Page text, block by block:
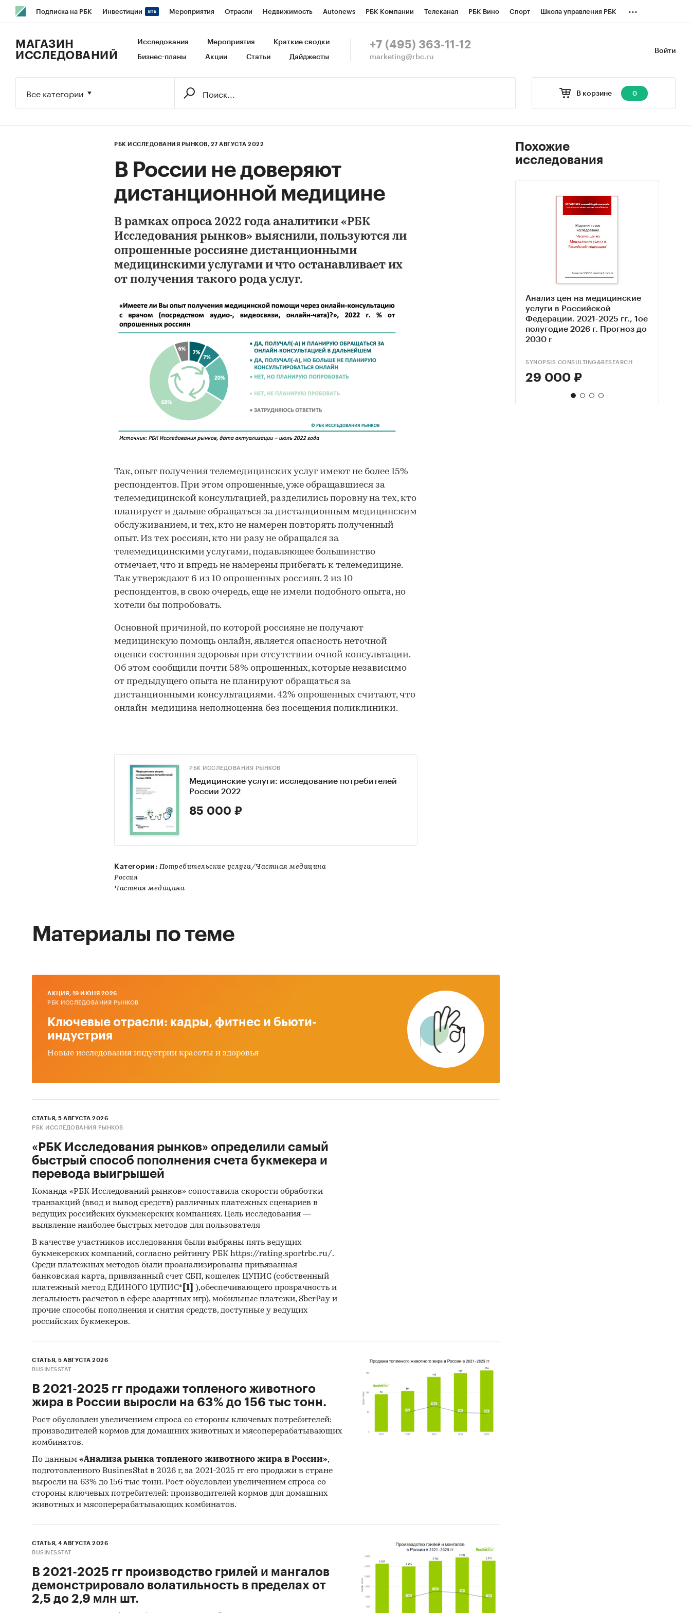
Подписка на РБК Инвестиции Мероприятия Отрасли Недвижимость Autonews РБК Компании Телеканал РБК Вино Спорт Школа управления РБК
Исследования Кредитные рейтинги Франшизы Газета Спецпроекты СПб Конференции СПб Спецпроекты
...
Войти
МАГАЗИН
ИССЛЕДОВАНИЙ
Исследования Мероприятия Краткие сводки
Бизнес-планы Акции Статьи Дайджесты
+7 (495) 363-11-12
marketing@rbc.ru
В корзине 0
Все категории
РБК ИССЛЕДОВАНИЯ РЫНКОВ, 27 АВГУСТА 2022
В России не доверяют
дистанционной медицине
В рамках опроса 2022 года аналитики «РБК
Исследования рынков» выяснили, пользуются ли
опрошенные россияне дистанционными
медицинскими услугами и что останавливает их
от получения такого рода услуг.
Так, опыт получения телемедицинских услуг имеют не более 15%
респондентов. При этом опрошенные, уже обращавшиеся за
телемедицинской консультацией, разделились поровну на тех, кто
планирует и дальше обращаться за дистанционным медицинским
обслуживанием, и тех, кто не намерен повторять полученный
опыт. Из тех россиян, кто ни разу не обращался за
телемедицинскими услугами, подавляющее большинство
отмечает, что и впредь не намерены прибегать к телемедицине.
Так утверждают 6 из 10 опрошенных россиян. 2 из 10
респондентов, в свою очередь, еще не имели подобного опыта, но
хотели бы попробовать.
Основной причиной, по которой россияне не получают
медицинскую помощь онлайн, является опасность неточной
оценки состояния здоровья при отсутствии очной консультации.
Об этом сообщили почти 58% опрошенных, которые независимо
от предыдущего опыта не планируют обращаться за
дистанционными консультациями. 42% опрошенных считают, что
онлайн-медицина неполноценна без посещения поликлиники.
РБК ИССЛЕДОВАНИЯ РЫНКОВ
Медицинские услуги: исследование потребителей
России 2022
85 000 ₽
Категории: Потребительские услуги/Частная медицина
Россия
Частная медицина
Похожие
исследования
Анализ цен на медицинские
услуги в Российской
Федерации. 2021-2025 гг., 1ое
полугодие 2026 г. Прогноз до
2030 г
SYNOPSIS CONSULTING&RESEARCH
29 000 ₽
Материалы по теме
AКЦИЯ, 19 ИЮНЯ 2026
РБК ИССЛЕДОВАНИЯ РЫНКОВ
Ключевые отрасли: кадры, фитнес и бьюти-
индустрия
Новые исследования индустрии красоты и здоровья
СТАТЬЯ, 5 АВГУСТА 2026
РБК ИССЛЕДОВАНИЯ РЫНКОВ
«РБК Исследования рынков» определили самый
быстрый способ пополнения счета букмекера и
перевода выигрышей
Команда «РБК Исследований рынков» сопоставила скорости обработки
транзакций (ввод и вывод средств) различных платежных сценариев в
ведущих российских букмекерских компаниях. Цель исследования —
выявление наиболее быстрых методов для пользователя
В качестве участников исследования были выбраны пять ведущих
букмекерских компаний, согласно рейтингу РБК https://rating.sportrbc.ru/.
Среди платежных методов были проанализированы привязанная
банковская карта, привязанный счет СБП, кошелек ЦУПИС (собственный
платежный метод ЕДИНОГО ЦУПИС* [1]
),обеспечивающего прозрачность и
легальность расчетов в сфере азартных игр), мобильные платежи, SberPay и
прочие способы пополнения и снятия средств, доступные у ведущих
российских букмекеров.
СТАТЬЯ, 5 АВГУСТА 2026
BUSINESSTAT
В 2021-2025 гг продажи топленого животного
жира в России выросли на 63% до 156 тыс тонн.
Рост обусловлен увеличением спроса со стороны ключевых потребителей:
производителей кормов для домашних животных и мясоперерабатывающих
комбинатов.
По данным «Анализа рынка топленого животного жира в России»,
подготовленного BusinesStat в 2026 г, за 2021-2025 гг его продажи в стране
выросли на 63% до 156 тыс тонн. Рост обусловлен увеличением спроса со
стороны ключевых потребителей: производителей кормов для домашних
животных и мясоперерабатывающих комбинатов.
СТАТЬЯ, 4 АВГУСТА 2026
BUSINESSTAT
В 2021-2025 гг производство грилей и мангалов
демонстрировало волатильность в пределах от
2,5 до 2,9 млн шт.